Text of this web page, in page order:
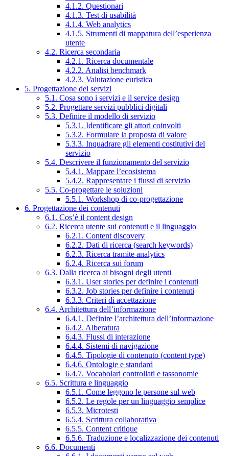
4.1.2. Questionari
4.1.3. Test di usabilità
4.1.4. Web analytics
4.1.5. Strumenti di mappatura dell’esperienza
utente
4.2. Ricerca secondaria
4.2.1. Ricerca documentale
4.2.2. Analisi benchmark
4.2.3. Valutazione euristica
5. Progettazione dei servizi
5.1. Cosa sono i servizi e il service design
5.2. Progettare servizi pubblici digitali
5.3. Definire il modello di servizio
5.3.1. Identificare gli attori coinvolti
5.3.2. Formulare la proposta di valore
5.3.3. Inquadrare gli elementi costitutivi del
servizio
5.4. Descrivere il funzionamento del servizio
5.4.1. Mappare l’ecosistema
5.4.2. Rappresentare i flussi di servizio
5.5. Co-progettare le soluzioni
5.5.1. Workshop di co-progettazione
6. Progettazione dei contenuti
6.1. Cos’è il content design
6.2. Ricerca utente sui contenuti e il linguaggio
6.2.1. Content discovery
6.2.2. Dati di ricerca (search keywords)
6.2.3. Ricerca tramite analytics
6.2.4. Ricerca sui forum
6.3. Dalla ricerca ai bisogni degli utenti
6.3.1. User stories per definire i contenuti
6.3.2. Job stories per definire i contenuti
6.3.3. Criteri di accettazione
6.4. Architettura dell’informazione
6.4.1. Definire l’architettura dell’informazione
6.4.2. Alberatura
6.4.3. Flussi di interazione
6.4.4. Sistemi di navigazione
6.4.5. Tipologie di contenuto (content type)
6.4.6. Ontologie e standard
6.4.7. Vocabolari controllati e tassonomie
6.5. Scrittura e linguaggio
6.5.1. Come leggono le persone sul web
6.5.2. Le regole per un linguaggio semplice
6.5.3. Microtesti
6.5.4. Scrittura collaborativa
6.5.5. Content critique
6.5.6. Traduzione e localizzazione dei contenuti
6.6. Documenti